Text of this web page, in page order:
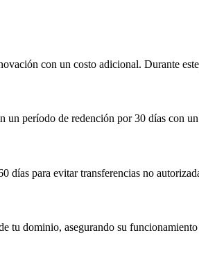
con un costo adicional. Durante
un período de redención por 30 días con
días para evitar transferencias no
tu dominio, asegurando su